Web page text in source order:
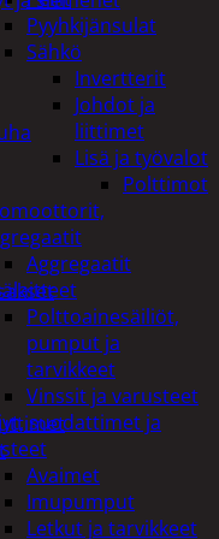
Pyyhkijänsulat
Sähkö
Invertterit
Johdot ja
liittimet
Lisä ja työvalot
Polttimot
Aggregaatit
Polttoainesäiliöt,
pumput ja
tarvikkeet
Vinssit ja varusteet
suodattimet ja
Avaimet
Imupumput
Letkut ja tarvikkeet